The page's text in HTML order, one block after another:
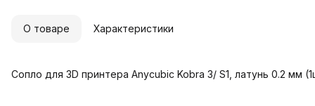
О товаре Характеристики
Сопло для 3D принтера Anycubic Kobra 3/ S1, латунь 0.2 мм